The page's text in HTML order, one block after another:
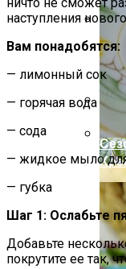
наступления
Вам понадобятся:
— лимонный сок
— горячая вода
— сода
— жидкое мыло
— губка
Шаг 1: Ослабьте
Добавьте
покрутите ее так,